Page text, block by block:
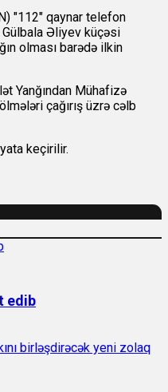
"112" qaynar telefon
Gülbala Əliyev küçəsi
olması barədə ilkin
Yanğından Mühafizə
çağırış üzrə cəlb
keçirilir.
edib